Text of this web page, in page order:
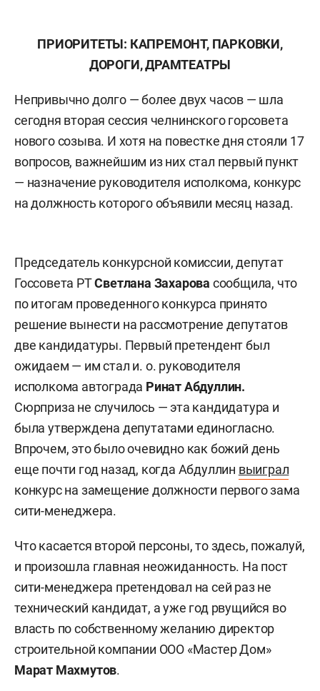
ПРИОРИТЕТЫ: КАПРЕМОНТ, ПАРКОВКИ,
ДОРОГИ, ДРАМТЕАТРЫ
Непривычно долго — более двух часов — шла
сегодня вторая сессия челнинского горсовета
нового созыва. И хотя на повестке дня стояли 17
вопросов, важнейшим из них стал первый пункт
— назначение руководителя исполкома, конкурс
на должность которого объявили месяц назад.
Председатель конкурсной комиссии, депутат
Госсовета РТСветлана Захарова сообщила, что
по итогам проведенного конкурса принято
решение вынести на рассмотрение депутатов
две кандидатуры. Первый претендент был
ожидаем — им стал и. о. руководителя
исполкома автограда Ринат Абдуллин.
Сюрприза не случилось — эта кандидатура и
была утверждена депутатами единогласно.
Впрочем, это было очевидно как божий день
еще почти год назад, когда Абдуллин выиграл
конкурс на замещение должности первого зама
сити-менеджера.
Что касается второй персоны, то здесь, пожалуй,
и произошла главная неожиданность. На пост
сити-менеджера претендовал на сей раз не
технический кандидат, а уже год рвущийся во
власть по собственному желанию директор
строительной компании ООО «Мастер Дом»
Марат Махмутов.